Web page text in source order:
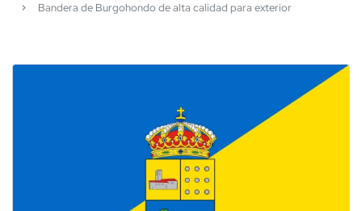
Bandera de Burgohondo de alta calidad para exterior